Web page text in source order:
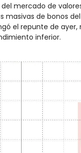
del mercado de
masivas de bonos
el repunte de
inferior.